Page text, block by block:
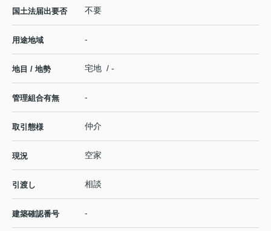
国土法届出要否 不要
用途地域 -
地目 / 地勢 宅地 / -
管理組合有無 -
取引態様 仲介
現況 空家
引渡し 相談
建築確認番号 -